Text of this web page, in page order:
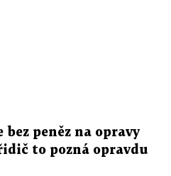
peněz na opravy
to pozná opravdu